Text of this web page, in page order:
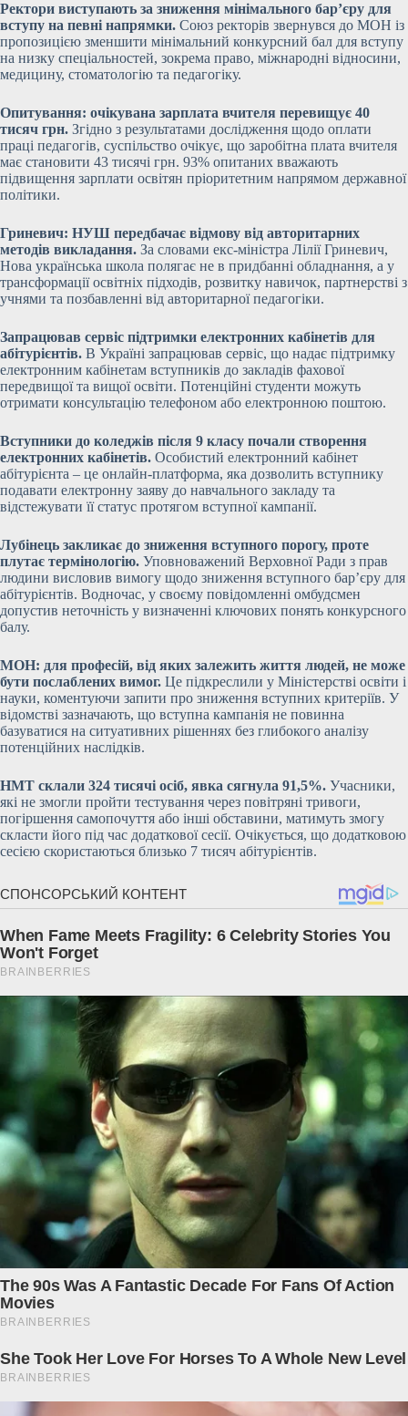
Ректори виступають за зниження мінімального бар’єру для
вступу на певні напрямки. Союз ректорів звернувся до МОН із
пропозицією зменшити мінімальний конкурсний бал для вступу
на низку спеціальностей, зокрема право, міжнародні відносини,
медицину, стоматологію та педагогіку.
Опитування: очікувана зарплата вчителя перевищує 40
тисяч грн. Згідно з результатами дослідження щодо оплати
праці педагогів, суспільство очікує, що заробітна плата вчителя
має становити 43 тисячі грн. 93% опитаних вважають
підвищення зарплати освітян пріоритетним напрямом державної
політики.
Гриневич: НУШ передбачає відмову від авторитарних
методів викладання. За словами екс-міністра Лілії Гриневич,
Нова українська школа полягає не в придбанні обладнання, а у
трансформації освітніх підходів, розвитку навичок, партнерстві з
учнями та позбавленні від авторитарної педагогіки.
Запрацював сервіс підтримки електронних кабінетів для
абітурієнтів. В Україні запрацював сервіс, що надає підтримку
електронним кабінетам вступників до закладів фахової
передвищої та вищої освіти. Потенційні студенти можуть
отримати консультацію телефоном або електронною поштою.
Вступники до коледжів після 9 класу почали створення
електронних кабінетів. Особистий електронний кабінет
абітурієнта – це онлайн-платформа, яка дозволить вступнику
подавати електронну заяву до навчального закладу та
відстежувати її статус протягом вступної кампанії.
Лубінець закликає до зниження вступного порогу, проте
плутає термінологію. Уповноважений Верховної Ради з прав
людини висловив вимогу щодо зниження вступного бар’єру для
абітурієнтів. Водночас, у своєму повідомленні омбудсмен
допустив неточність у визначенні ключових понять конкурсного
балу.
МОН: для професій, від яких залежить життя людей, не може
бути послаблених вимог. Це підкреслили у Міністерстві освіти і
науки, коментуючи запити про зниження вступних критеріїв. У
відомстві зазначають, що вступна кампанія не повинна
базуватися на ситуативних рішеннях без глибокого аналізу
потенційних наслідків.
НМТ склали 324 тисячі осіб, явка сягнула 91,5%. Учасники,
які не змогли пройти тестування через повітряні тривоги,
погіршення самопочуття або інші обставини, матимуть змогу
скласти його під час додаткової сесії. Очікується, що додатковою
сесією скористаються близько 7 тисяч абітурієнтів.